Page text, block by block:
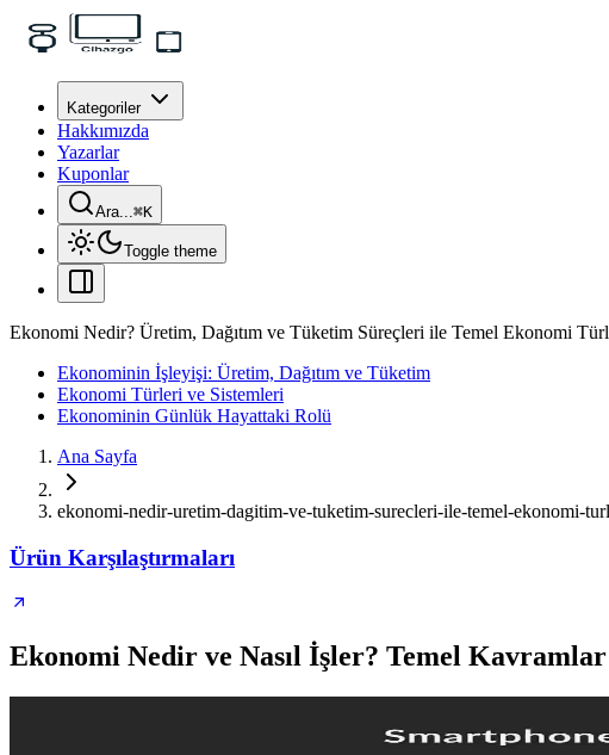
Kategoriler
Hakkımızda
Yazarlar
Kuponlar
Ara...⌘K
Toggle theme
Ekonomi Nedir? Üretim, Dağıtım ve Tüketim Süreçleri ile Temel Ekonomi
Ekonominin İşleyişi: Üretim, Dağıtım ve Tüketim
Ekonomi Türleri ve Sistemleri
Ekonominin Günlük Hayattaki Rolü
Ana Sayfa
ekonomi-nedir-uretim-dagitim-ve-tuketim-surecleri-ile-temel-ekonomi-
Ürün Karşılaştırmaları
Ekonomi Nedir ve Nasıl İşler? Temel